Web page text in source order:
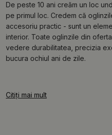
De peste 10 ani creăm un loc
pe primul loc. Credem că
accesoriu practic - sunt un
interior. Toate oglinzile din
vedere durabilitatea, precizia
bucura ochiul ani de zile.
Citiți mai mult